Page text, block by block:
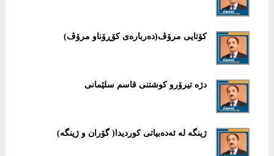
كۆتایی مرۆڤ(دەربارەی كۆڕۆناو مرۆڤ)
دژە تیرۆرو كوشتنی قاسم سلێمانی
ژینگە لە ئەدەبیاتی كوردیدا( گۆران و ژینگە)